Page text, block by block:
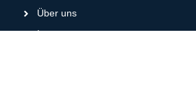
Über uns
Impressum